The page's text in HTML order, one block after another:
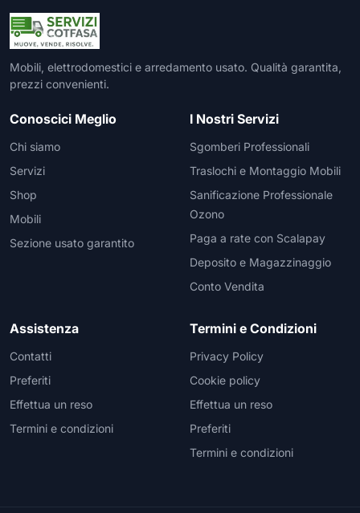
Mobili, elettrodomestici e arredamento usato. Qualità garantita,
prezzi convenienti.
Conoscici Meglio
Chi siamo
Servizi
Shop
Mobili
Sezione usato garantito
I Nostri Servizi
Sgomberi Professionali
Traslochi e Montaggio Mobili
Sanificazione Professionale
Ozono
Paga a rate con Scalapay
Deposito e Magazzinaggio
Conto Vendita
Assistenza
Contatti
Preferiti
Effettua un reso
Termini e condizioni
Termini e Condizioni
Privacy Policy
Cookie policy
Effettua un reso
Preferiti
Termini e condizioni